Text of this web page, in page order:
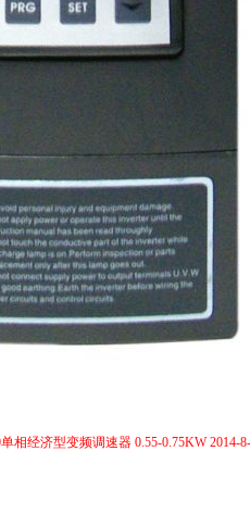
相经济型变频调速器 0.55-0.75KW 2014-